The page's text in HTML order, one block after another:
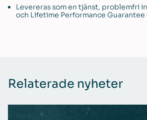
Levereras som en tjänst, problemfri
och Lifetime Performance Guarantee
Relaterade nyheter